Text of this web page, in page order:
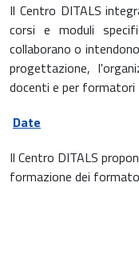
Il Centro DITALS
corsi e moduli
collaborano o
progettazione,
docenti e per formatori
Date
Il Centro DITALS
formazione dei